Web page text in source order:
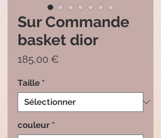
Sur Commande
basket dior
185,00 €
Taille *
couleur *